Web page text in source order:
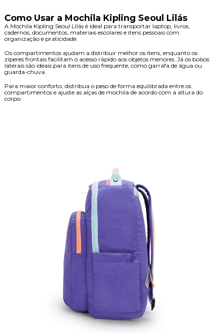
Como Usar a Mochila Kipling Seoul Lilás
A Mochila Kipling Seoul Lilás é ideal para transportar laptop, livros,
cadernos, documentos, materiais escolares e itens pessoais com
organização e praticidade.
Os compartimentos ajudam a distribuir melhor os itens, enquanto os
zíperes frontais facilitam o acesso rápido aos objetos menores. Já os bolsos
laterais são ideais para itens de uso frequente, como garrafa de água ou
guarda-chuva.
Para maior conforto, distribua o peso de forma equilibrada entre os
compartimentos e ajuste as alças de mochila de acordo com a altura do
corpo.